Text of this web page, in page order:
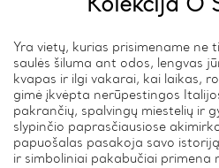
Kolekcija O
Yra vietų, kurias prisimename ne
saulės šiluma ant odos, lengvas
kvapas ir ilgi vakarai, kai laikas,
gimė įkvėpta nerūpestingos
pakrančių, spalvingų miestelių ir
slypinčio paprasčiausiose
papuošalas pasakoja savo
ir simboliniai pakabučiai primena